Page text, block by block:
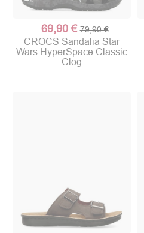
69,90 € 79,90 €
CROCS Sandalia Star
Wars HyperSpace Classic
Clog